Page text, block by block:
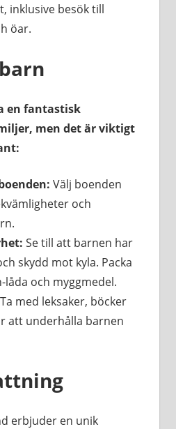
inklusive besök till
öar.
en fantastisk
men det är viktigt
Välj boenden
och
Se till att barnen har
skydd mot kyla. Packa
och myggmedel.
Ta med leksaker, böcker
att underhålla barnen
erbjuder en unik